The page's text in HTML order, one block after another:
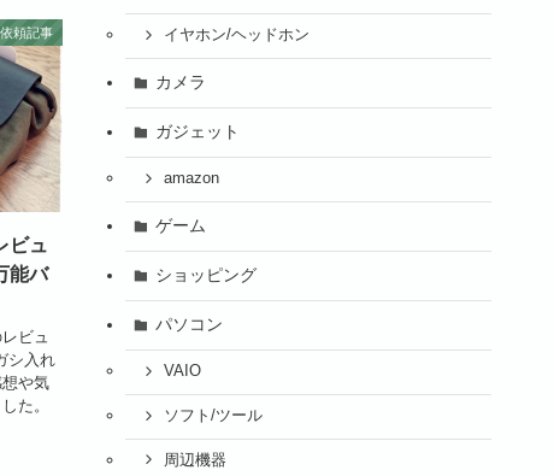
頼記事
ビュ
能バ
ビュ
シ入れ
や気
た。
イヤホン/ヘッドホン
カメラ
ガジェット
amazon
ゲーム
ショッピング
パソコン
VAIO
ソフト/ツール
周辺機器